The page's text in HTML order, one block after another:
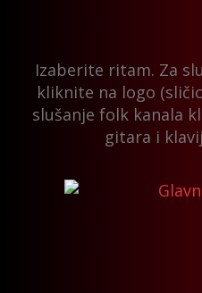
Izaberite ritam. Za
kliknite na logo
slušanje folk kanala
gitara i